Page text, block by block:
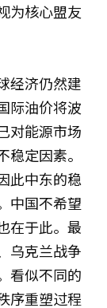
为核心盟友
经济仍然建
际油价将波
对能源市场
定因素。
此中东的稳
中国不希望
在于此。最
乌克兰战争
看似不同的
序重塑过程